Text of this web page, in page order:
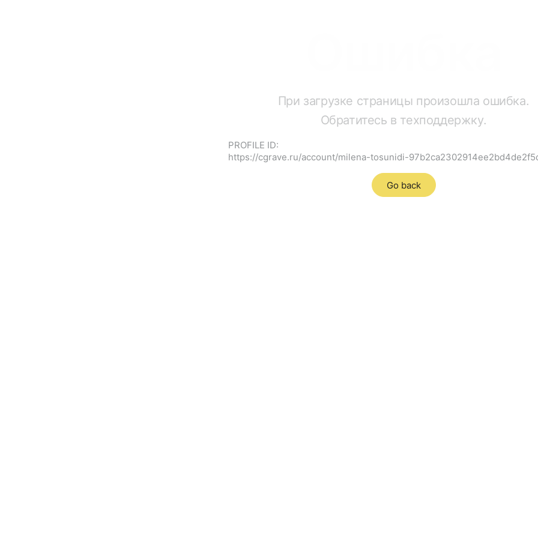
При загрузке страницы произошла ошибка.
Обратитесь в техподдержку.
PROFILE ID:
https://cgrave.ru/account/milena-tosunidi-
Go back